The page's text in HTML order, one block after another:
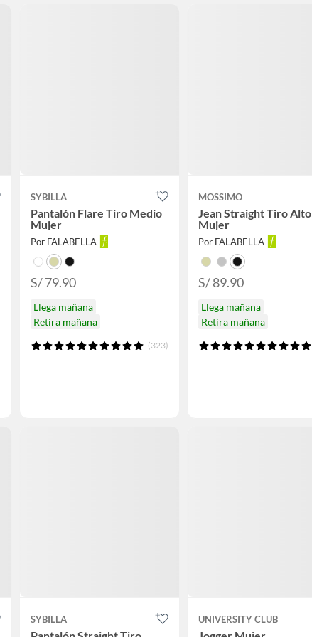
SYBILLA
Pantalón Flare Tiro Medio
Mujer
Por FALABELLA
S/ 79.90
Llega mañana
Retira mañana
(323)
MOSSIMO
Jean Straight Tiro Alto
Mujer
Por FALABELLA
S/ 89.90
Llega mañana
Retira mañana
SYBILLA UNIVERSITY CLUB